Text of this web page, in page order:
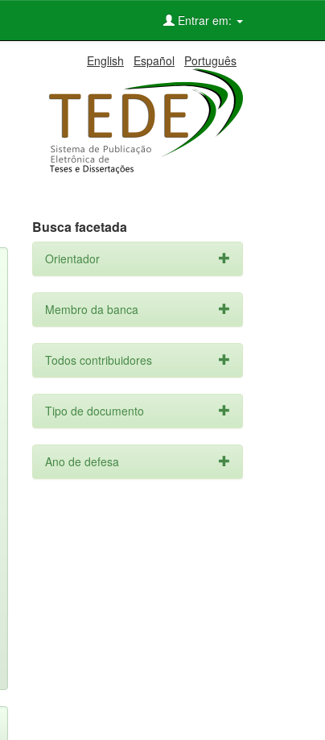
Entrar em:
English Español Português
Busca facetada
Orientador
Membro da banca
Todos contribuidores
Tipo de documento
Ano de defesa